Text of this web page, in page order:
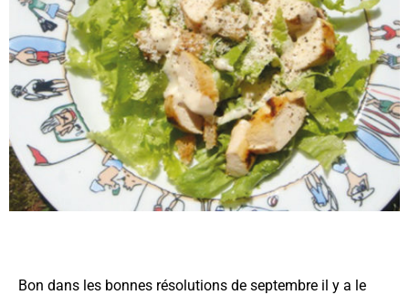
Bon dans les bonnes résolutions de septembre il y a le